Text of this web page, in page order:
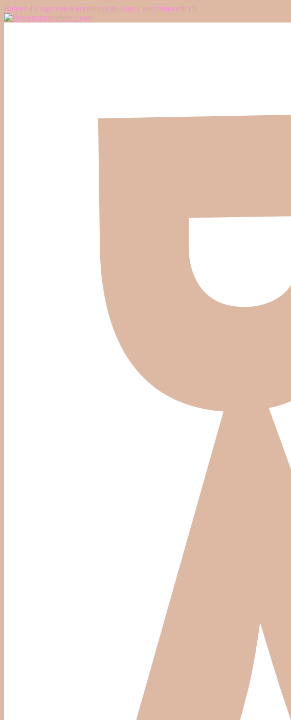
Banner-Design von Kurzfilmnacht-Tour // kurzfilmnacht.ch